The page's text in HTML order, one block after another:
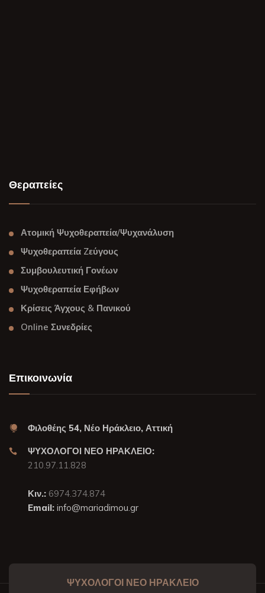
Θεραπείες
Ατομική Ψυχοθεραπεία/Ψυχανάλυση
Ψυχοθεραπεία Zεύγους
Συμβουλευτική Γονέων
Ψυχοθεραπεία Εφήβων
Κρίσεις Άγχους & Πανικού
Online Συνεδρίες
Επικοινωνία
Φιλοθέης 54, Νέο Ηράκλειο, Αττική
ΨΥΧΟΛΟΓΟΙ ΝΕΟ ΗΡΑΚΛΕΙΟ:
210.97.11.828
Κιν.: 6974.374.874
Email: info@mariadimou.gr
ΨΥΧΟΛΟΓΟΙ ΝΕΟ ΗΡΑΚΛΕΙΟ